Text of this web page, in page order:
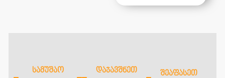
ᲡᲐᲛᲣᲨᲐᲝ
ᲓᲐᲯᲐᲕᲨᲜᲔᲗ
ᲨᲔᲐᲤᲐᲡᲔᲗ